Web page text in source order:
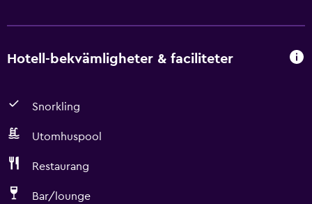
Hotell-bekvämligheter & faciliteter
Snorkling
Utomhuspool
Restaurang
Bar/lounge